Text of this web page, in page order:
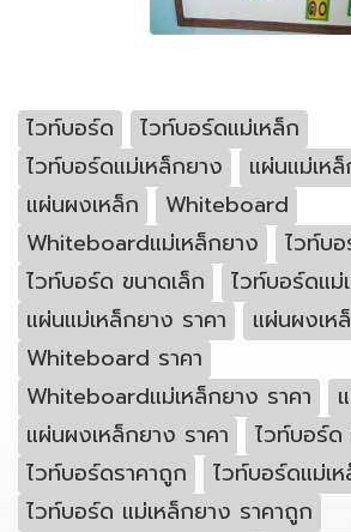
ไวท์บอร์ด
ไวท์บอร์ดแม่เหล็ก
ไวท์บอร์ดแม่เหล็กยาง
แผ่นแม่เห
แผ่นผงเหล็ก
Whiteboard
Whiteboardแม่เหล็กยาง
ไวท์บ
ไวท์บอร์ด ขนาดเล็ก
ไวท์บอร์ดแม่
แผ่นแม่เหล็กยาง ราคา
แผ่นผงเห
Whiteboard ราคา
Whiteboardแม่เหล็กยาง ราคา
แผ่นผงเหล็กยาง ราคา
ไวท์บอร์ด
ไวท์บอร์ดราคาถูก
ไวท์บอร์ดแม่เ
ไวท์บอร์ด แม่เหล็กยาง ราคาถูก